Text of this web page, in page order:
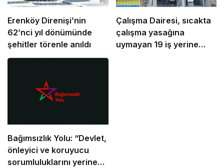
Erenköy Direnişi’nin
62’nci yıl dönümünde
şehitler törenle anıldı
Çalışma Dairesi, sıcakta
çalışma yasağına
uymayan 19 iş yerine
Bağımsızlık Yolu: “Devlet,
önleyici ve koruyucu
sorumluluklarını yerine